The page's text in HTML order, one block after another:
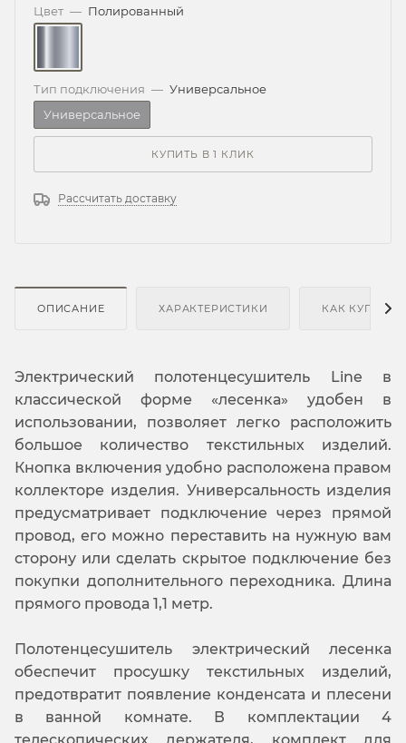
Цвет — Полированный
Тип подключения — Универсальное
Универсальное
КУПИТЬ В 1 КЛИК
Рассчитать доставку
ОПИСАНИЕ ХАРАКТЕРИСТИКИ КАК КУПИТЬ
Электрический полотенцесушитель Line в
классической форме «лесенка» удобен в
использовании, позволяет легко расположить
большое количество текстильных изделий.
Кнопка включения удобно расположена правом
коллекторе изделия. Универсальность изделия
предусматривает подключение через прямой
провод, его можно переставить на нужную вам
сторону или сделать скрытое подключение без
покупки дополнительного переходника. Длина
прямого провода 1,1 метр.
Полотенцесушитель электрический лесенка
обеспечит просушку текстильных изделий,
предотвратит появление конденсата и плесени
в ванной комнате. В комплектации 4
телескопических держателя, комплект для